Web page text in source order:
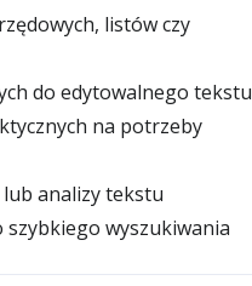
listów czy
do edytowalnego tekstu
na potrzeby
lub analizy tekstu
wyszukiwania